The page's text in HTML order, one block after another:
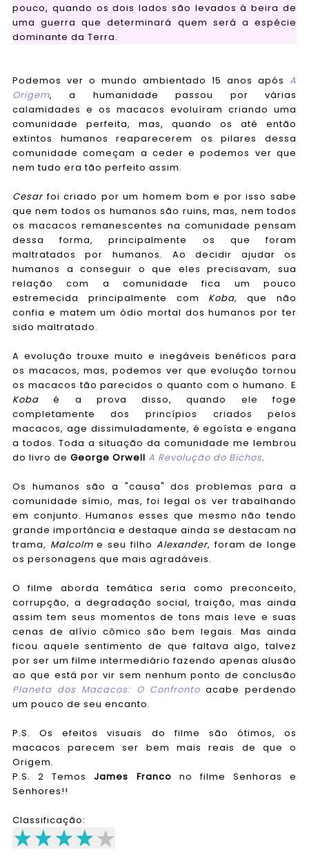
pouco, quando os dois lados são levados à beira de
uma guerra que determinará quem será a espécie
dominante da Terra.
Podemos ver o mundo ambientado 15 anos apósA
Origem, a humanidade passou por várias
calamidades e os macacos evoluíram criando uma
comunidade perfeita, mas, quando os até então
extintos humanos reaparecerem os pilares dessa
comunidade começam a ceder e podemos ver que
nem tudo era tão perfeito assim.
Cesarfoi criado por um homem bom e por isso sabe
que nem todos os humanos são ruins, mas, nem todos
os macacos remanescentes na comunidade pensam
dessa forma, principalmente os que foram
maltratados por humanos. Ao decidir ajudar os
humanos a conseguir o que eles precisavam, sua
relação com a comunidade fica um pouco
estremecida principalmente com Koba, que não
confia e matem um ódio mortal dos humanos por ter
sido maltratado.
A evolução trouxe muito e inegáveis benéficos para
os macacos, mas, podemos ver que evolução tornou
os macacos tão parecidos o quanto com o humano. E
Kobaé a prova disso, quando ele foge
completamente dos princípios criados pelos
macacos, age dissimuladamente, é egoísta e engana
a todos. Toda a situação da comunidade me lembrou
do livro de George Orwell A Revolução do Bichos.
Os humanos são a "causa" dos problemas para a
comunidade símio, mas, foi legal os ver trabalhando
em conjunto. Humanos esses que mesmo não tendo
grande importância e destaque ainda se destacam na
trama, Malcolme seu filho Alexander, foram de longe
os personagens que mais agradáveis.
O filme aborda temática seria como preconceito,
corrupção, a degradação social, traição, mas ainda
assim tem seus momentos de tons mais leve e suas
cenas de alívio cômico são bem legais. Mas ainda
ficou aquele sentimento de que faltava algo, talvez
por ser um filme intermediário fazendo apenas alusão
ao que está por vir sem nenhum ponto de conclusão
Planeta dos Macacos: O Confrontoacabe perdendo
um pouco de seu encanto.
P.S. Os efeitos visuais do filme são ótimos, os
macacos parecem ser bem mais reais de que o
Origem.
P.S. 2 TemosJames Franco no filme Senhoras e
Senhores!!
Classificação: